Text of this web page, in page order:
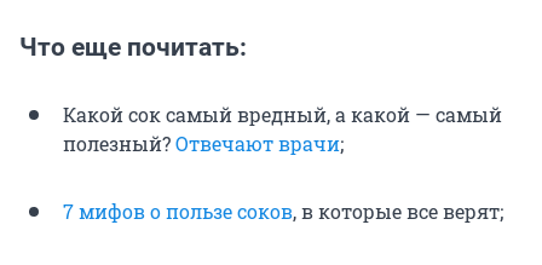
Что еще почитать:
Какой сок самый вредный, а какой — самый
полезный?Отвечают врачи;
7 мифов о пользе соков, в которые все верят;